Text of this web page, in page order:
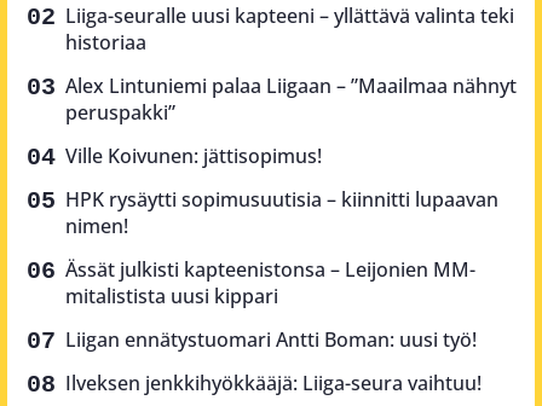
Liiga-seuralle uusi kapteeni – yllättävä valinta teki
historiaa
Alex Lintuniemi palaa Liigaan – ”Maailmaa nähnyt
peruspakki”
Ville Koivunen: jättisopimus!
HPK rysäytti sopimusuutisia – kiinnitti lupaavan
nimen!
Ässät julkisti kapteenistonsa – Leijonien MM-
mitalistista uusi kippari
Liigan ennätystuomari Antti Boman: uusi työ!
Ilveksen jenkkihyökkääjä: Liiga-seura vaihtuu!